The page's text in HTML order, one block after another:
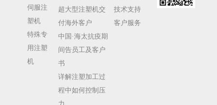
伺服注
塑机
特殊专
用注塑
机
超大型注塑机交
付海外客户
中国·海太抗疫期
间告员工及客户
书
详解注塑加工过
程中如何控制压
技术支持
客户服务